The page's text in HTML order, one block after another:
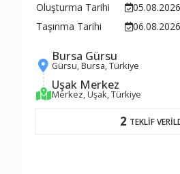
Oluşturma Tarihi
Taşınma Tarihi
06.08.2026
Bursa Gürsu
Gürsu, Bursa, Türkiye
Uşak Merkez
Merkez, Uşak, Türkiye
2 TEKLİF